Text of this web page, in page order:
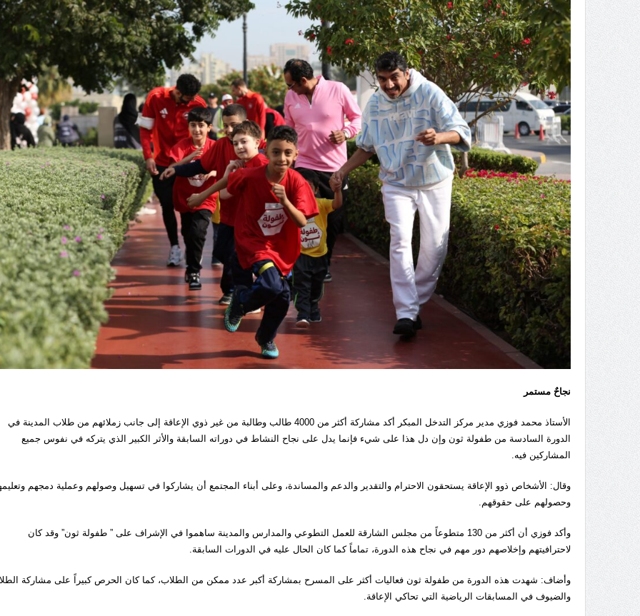
نجاحٌ مستمر
الأستاذ محمد فوزي مدير مركز التدخل المبكر أكد مشاركة أكثر من 4000 طالب وطالبة من غير ذوي الإعاقة إلى جانب زملائهم من طلاب المدينة في
الدورة السادسة من طفولة ثون وإن دل هذا على شيء فإنما يدل على نجاح النشاط في دوراته السابقة والأثر الكبير الذي يتركه في نفوس جميع
المشاركين فيه.
وقال: الأشخاص ذوو الإعاقة يستحقون الاحترام والتقدير والدعم والمساندة، وعلى أبناء المجتمع أن يشاركوا في تسهيل وصولهم وعملية دمجهم
وحصولهم على حقوقهم.
وأكد فوزي أن أكثر من 130 متطوعاً من مجلس الشارقة للعمل التطوعي والمدارس والمدينة ساهموا في الإشراف على ” طفولة ثون” وقد كان
لاحترافيتهم وإخلاصهم دور مهم في نجاح هذه الدورة، تماماً كما كان الحال عليه في الدورات السابقة.
وأضاف: شهدت هذه الدورة من طفولة ثون فعاليات أكثر على المسرح بمشاركة أكبر عدد ممكن من الطلاب، كما كان الحرص كبيراً على مشاركة
والضيوف في المسابقات الرياضية التي تحاكي الإعاقة.